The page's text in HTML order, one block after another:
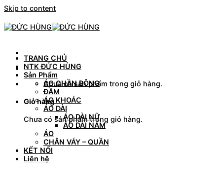
Skip to content
Chưa có sản phẩm trong giỏ hàng.
Giỏ hàng
Chưa có sản phẩm trong giỏ hàng.
TRANG CHỦ
NTK ĐỨC HÙNG
Sản Phẩm
ÁO CHẦN BÔNG
ĐẦM
ÁO KHOÁC
ÁO DÀI
ÁO DÀI NỮ
ÁO DÀI NAM
ÁO
CHÂN VÁY – QUẦN
KẾT NỐI
Liên hệ